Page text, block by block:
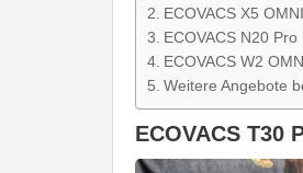
ECOVACS X5
ECOVACS N20
ECOVACS W2
Weitere Angebote
ECOVACS T30